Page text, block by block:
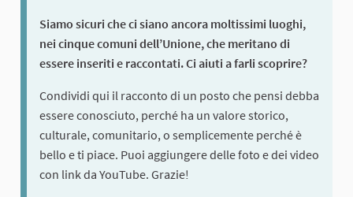
Siamo sicuri che ci siano ancora moltissimi luoghi,
nei cinque comuni dell’Unione, che meritano di
essere inseriti e raccontati. Ci aiuti a farli scoprire?
Condividi qui il racconto di un posto che pensi debba
essere conosciuto, perché ha un valore storico,
culturale, comunitario, o semplicemente perché è
bello e ti piace. Puoi aggiungere delle foto e dei video
con link da YouTube. Grazie!